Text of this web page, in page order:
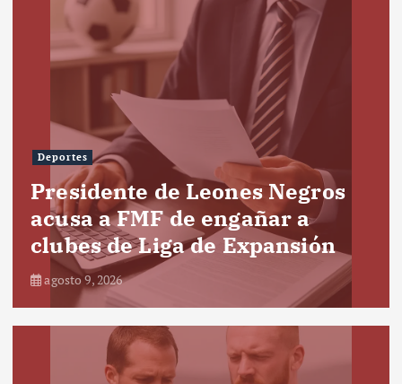
Deportes
Presidente de Leones Negros
acusa a FMF de engañar a
clubes de Liga de Expansión
agosto 9, 2026